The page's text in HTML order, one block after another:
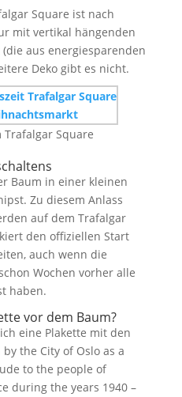
Square ist nach
mit vertikal hängenden
aus energiesparenden
Deko gibt es nicht.
Trafalgar Square
Baum in einer kleinen
Zu diesem Anlass
auf dem Trafalgar
den offiziellen Start
auch wenn die
Wochen vorher alle
haben.
vor dem Baum?
eine Plakette mit den
the City of Oslo as a
to the people of
during the years 1940 –